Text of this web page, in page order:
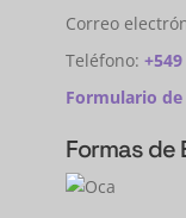
Correo
Teléfono:
Formulario de
Formas de